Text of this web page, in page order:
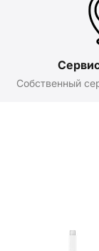
Собственный